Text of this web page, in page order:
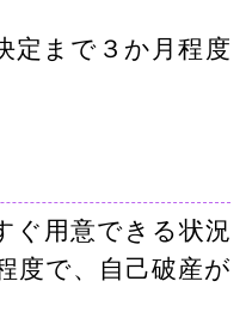
定まで３か月程度
ぐ用意できる状況
度で、自己破産が